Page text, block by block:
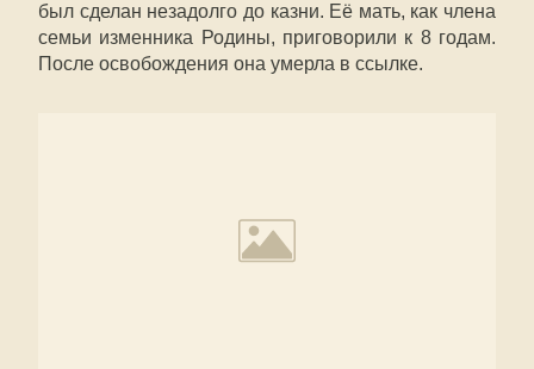
был сделан незадолго до казни. Её мать, как члена
семьи изменника Родины, приговорили к 8 годам.
После освобождения она умерла в ссылке.